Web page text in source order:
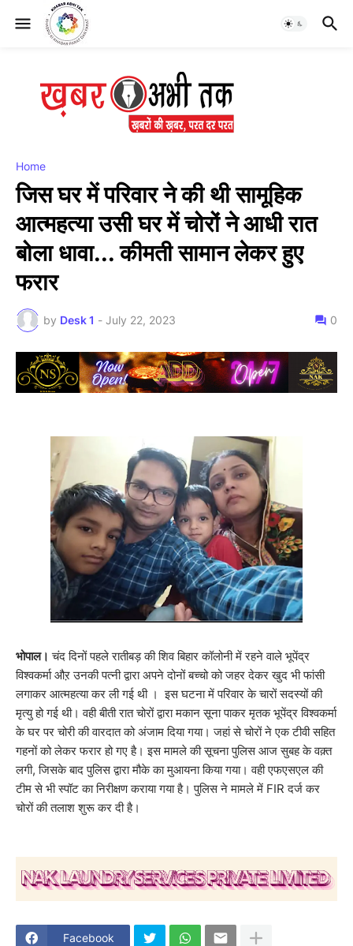
Home
जिस घर में परिवार ने की थी सामूहिक
आत्महत्या उसी घर में चोरों ने आधी रात
बोला धावा... कीमती सामान लेकर हुए
फरार
by Desk 1 - July 22, 2023 0
भोपाल। चंद दिनों पहले रातीबड़ की शिव बिहार कॉलोनी में रहने वाले भूपेंद्र
विश्वकर्मा औऱ उनकी पत्नी द्वारा अपने दोनों बच्चो को जहर देकर खुद भी फांसी
लगाकर आत्महत्या कर ली गई थी । इस घटना में परिवार के चारों सदस्यों की
मृत्यु हो गई थी। वही बीती रात चोरों द्वारा मकान सूना पाकर मृतक भूपेंद्र विश्वकर्मा
के घर पर चोरी की वारदात को अंजाम दिया गया। जहां से चोरों ने एक टीवी सहित
गहनों को लेकर फरार हो गए है। इस मामले की सूचना पुलिस आज सुबह के वक़्त
लगी, जिसके बाद पुलिस द्वारा मौके का मुआयना किया गया। वही एफएसएल की
टीम से भी स्पॉट का निरीक्षण कराया गया है। पुलिस ने मामले में FIR दर्ज कर
चोरों की तलाश शुरू कर दी है।
Facebook